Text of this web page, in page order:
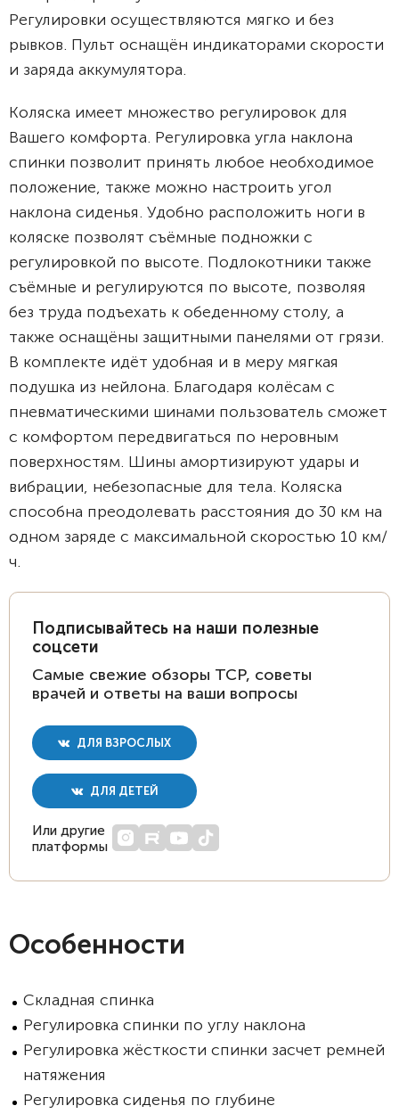
Регулировки осуществляются мягко и без
рывков. Пульт оснащён индикаторами скорости
и заряда аккумулятора.
Коляска имеет множество регулировок для
Вашего комфорта. Регулировка угла наклона
спинки позволит принять любое необходимое
положение, также можно настроить угол
наклона сиденья. Удобно расположить ноги в
коляске позволят съёмные подножки с
регулировкой по высоте. Подлокотники также
съёмные и регулируются по высоте, позволяя
без труда подъехать к обеденному столу, а
также оснащёны защитными панелями от грязи.
В комплекте идёт удобная и в меру мягкая
подушка из нейлона. Благодаря колёсам с
пневматическими шинами пользователь сможет
с комфортом передвигаться по неровным
поверхностям. Шины амортизируют удары и
вибрации, небезопасные для тела. Коляска
способна преодолевать расстояния до 30 км на
одном заряде с максимальной скоростью 10 км/
ч.
Подписывайтесь на наши полезные
соцсети
Самые свежие обзоры ТСР, советы
врачей и ответы на ваши вопросы
ДЛЯ ВЗРОСЛЫХ
ДЛЯ ДЕТЕЙ
Или другие
платформы
Особенности
Складная спинка
Регулировка спинки по углу наклона
Регулировка жёсткости спинки засчет ремней
натяжения
Регулировка сиденья по глубине